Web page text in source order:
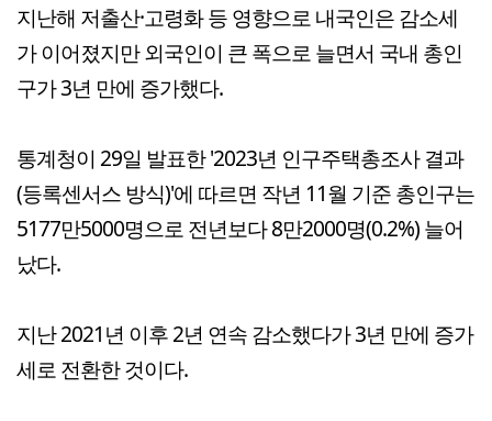
지난해 저출산·고령화 등 영향으로 내국인은 감소세
가 이어졌지만 외국인이 큰 폭으로 늘면서 국내 총인
구가 3년 만에 증가했다.
통계청이 29일 발표한 '2023년 인구주택총조사 결과
(등록센서스 방식)'에 따르면 작년 11월 기준 총인구는
5177만5000명으로 전년보다 8만2000명(0.2%) 늘어
났다.
지난 2021년 이후 2년 연속 감소했다가 3년 만에 증가
세로 전환한 것이다.